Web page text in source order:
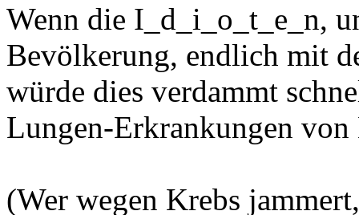
Wenn die I_d_i_o_t_e_n,
Bevölkerung, endlich mit
würde dies verdammt
Lungen-Erkrankungen
(Wer wegen Krebs